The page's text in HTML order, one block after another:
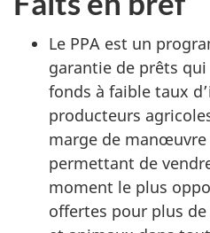
Le PPA est un
garantie de prêts
fonds à faible taux
producteurs
marge de
permettant de
moment le plus
offertes pour plus